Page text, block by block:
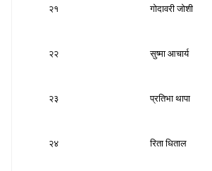
२१ गोदावरी जोशी
२२ सुष्मा आचार्य
२३ प्रतिभा थापा
२४ रिता धिताल